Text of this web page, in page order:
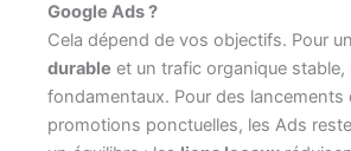
Google Ads ?
Cela dépend de vos objectifs. Pour
durable et un trafic organique stable,
fondamentaux. Pour des lancements
promotions ponctuelles, les Ads